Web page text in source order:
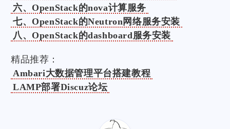
六、OpenStack的nova计算服务
七、OpenStack的Neutron网络服务安装
八、OpenStack的dashboard服务安装
精品推荐：
Ambari大数据管理平台搭建教程
LAMP部署Discuz论坛